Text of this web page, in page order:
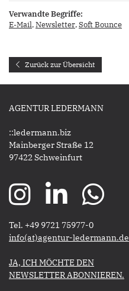
Verwandte Begriffe:
E-Mail,Newsletter,Soft Bounce
Zurück zur Übersicht
AGENTUR LEDERMANN
::ledermann.biz
Mainberger Straße 12
97422 Schweinfurt
Tel. +49 9721 75977-0
​​​​​​​info(at)agentur-ledermann.de
​​​​​JA, ICH MÖCHTE DEN
NEWSLETTER ABONNIEREN.​​​​​​​